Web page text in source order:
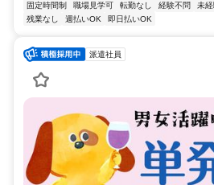
固定時間制
職場見学可 転勤なし 経験不問 未
残業なし
週払いOK 即日払いOK
派遣社員